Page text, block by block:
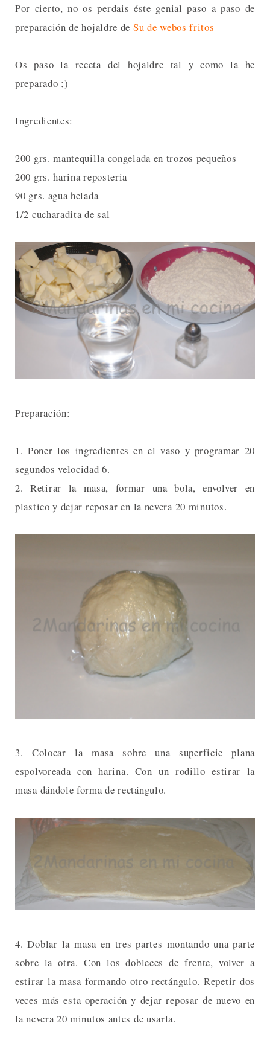
Por cierto, no os perdais éste genial paso a paso de
preparación de hojaldre de Su de webos fritos
Os paso la receta del hojaldre tal y como la he
preparado ;)
Ingredientes:
200 grs. mantequilla congelada en trozos pequeños
200 grs. harina reposteria
90 grs. agua helada
1/2 cucharadita de sal
Preparación:
1. Poner los ingredientes en el vaso y programar 20
segundos velocidad 6.
2. Retirar la masa, formar una bola, envolver en
plastico y dejar reposar en la nevera 20 minutos.
3. Colocar la masa sobre una superficie plana
espolvoreada con harina. Con un rodillo estirar la
masa dándole forma de rectángulo.
4. Doblar la masa en tres partes montando una parte
sobre la otra. Con los dobleces de frente, volver a
estirar la masa formando otro rectángulo. Repetir dos
veces más esta operación y dejar reposar de nuevo en
la nevera 20 minutos antes de usarla.